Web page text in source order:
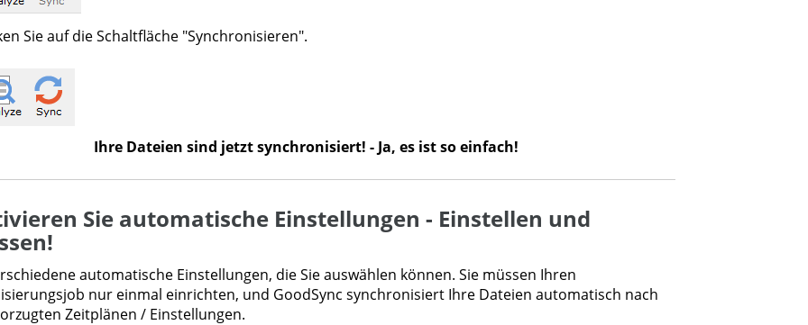
Sie auf die Schaltfläche "Synchronisieren".
Ihre Dateien sind jetzt synchronisiert! - Ja, es ist so einfach!
Sie automatische Einstellungen - Einstellen und
automatische Einstellungen, die Sie auswählen können. Sie müssen Ihren
nur einmal einrichten, und GoodSync synchronisiert Ihre Dateien automatisch nach
Zeitplänen / Einstellungen.